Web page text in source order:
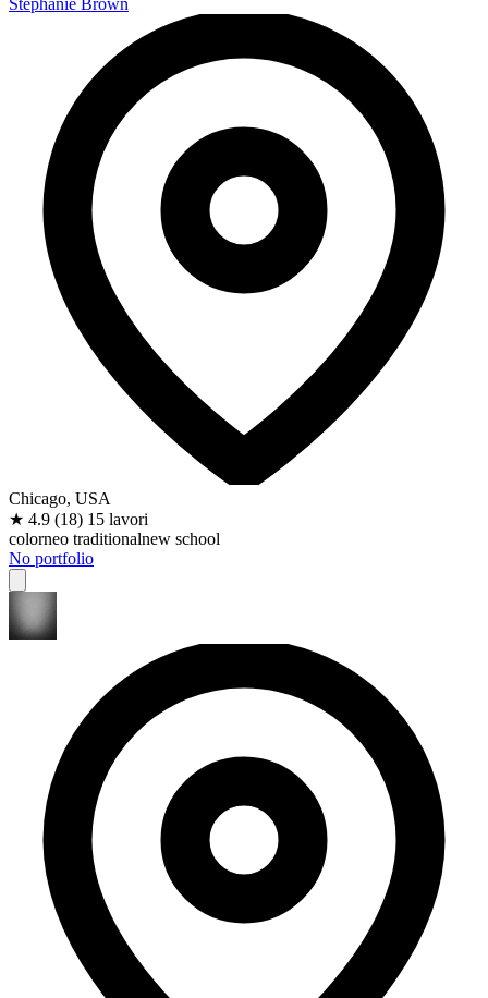
Stephanie Brown
Chicago, USA
★ 4.9 (18) 15 lavori
colorneo traditionalnew school
No portfolio